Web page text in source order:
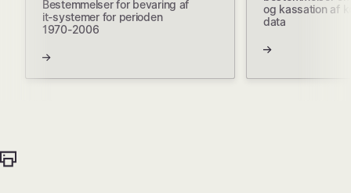
Bestemmelser for bevaring af
it-systemer for perioden
1970-2006
og kassation af
data